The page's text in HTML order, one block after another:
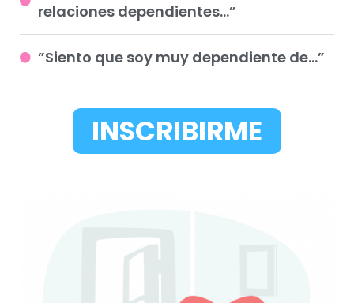
relaciones dependientes…”⁠
”Siento que soy muy dependiente de…”
INSCRIBIRME